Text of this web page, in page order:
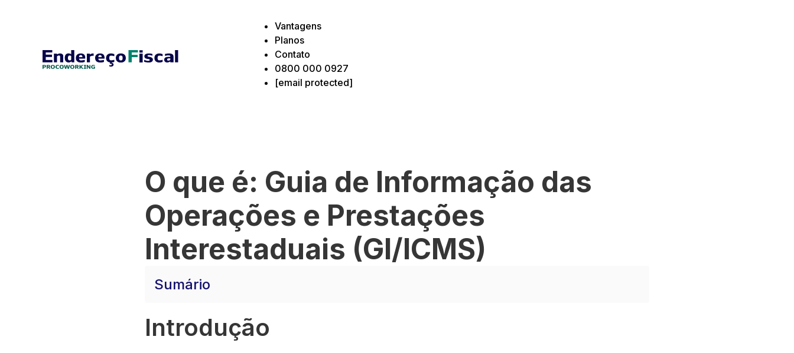
Vantagens
Planos
Contato
0800 000 0927
[email protected]
O que é: Guia de Informação das
Operações e Prestações
Interestaduais (GI/ICMS)
Sumário
Introdução